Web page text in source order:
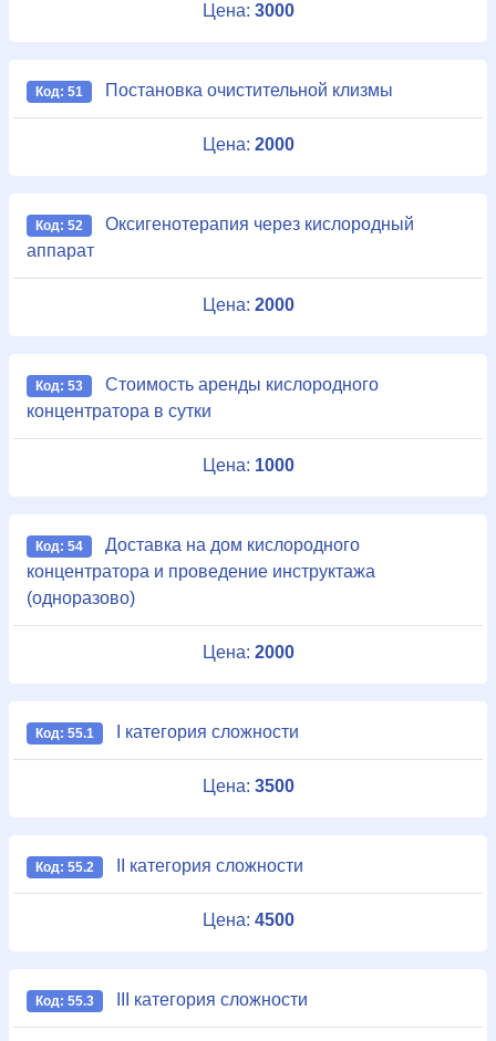
Цена: 3000
Код: 51 Постановка очистительной клизмы
Цена: 2000
Код: 52
Оксигенотерапия через кислородный
аппарат
Цена: 2000
Код: 53
Стоимость аренды кислородного
концентратора в сутки
Цена: 1000
Код: 54
Доставка на дом кислородного
концентратора и проведение инструктажа
(одноразово)
Цена: 2000
Код: 55.1 I категория сложности
Цена: 3500
Код: 55.2 II категория сложности
Цена: 4500
Код: 55.3 III категория сложности